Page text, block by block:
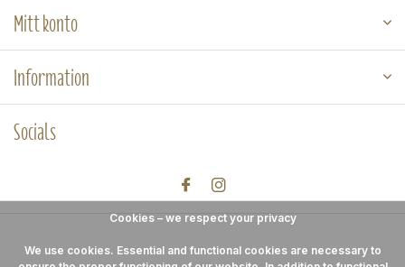
Mitt konto
Information
Socials
Cookies – we respect your privacy
We use cookies. Essential and functional cookies are necessary to